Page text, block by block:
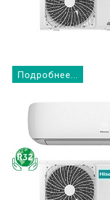
Подробнее...